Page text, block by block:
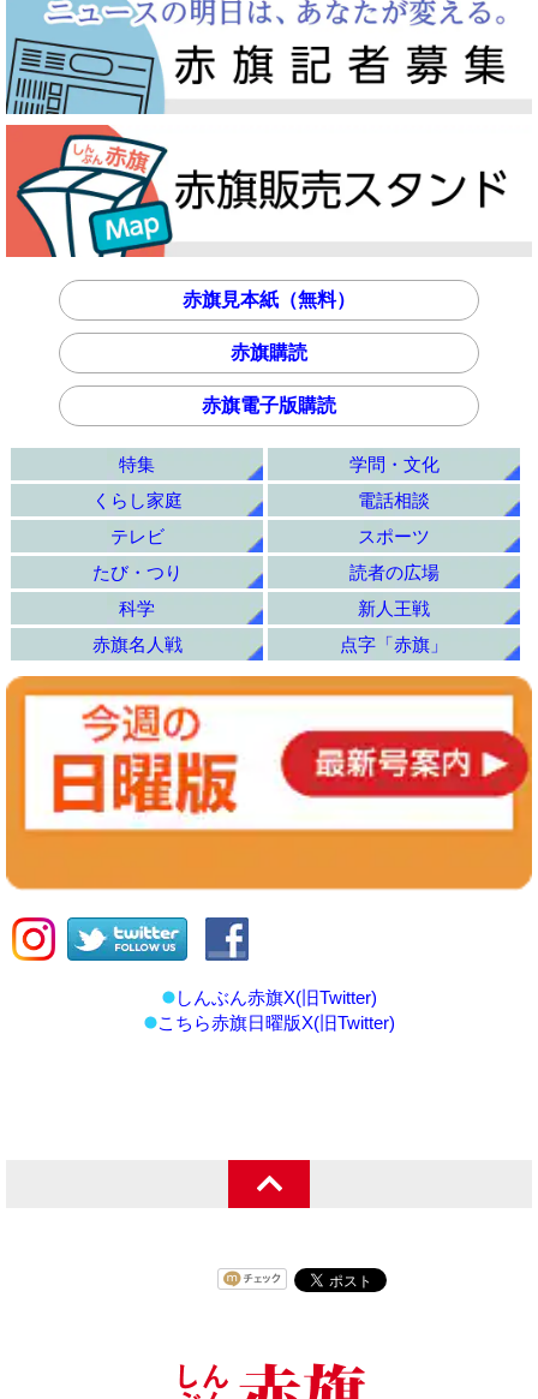
赤旗見本紙（無料）
赤旗購読
赤旗電子版購読
特集
学問・文化
くらし家庭
電話相談
テレビ
スポーツ
たび・つり
読者の広場
科学
新人王戦
赤旗名人戦
点字「赤旗」
しんぶん赤旗X(旧Twitter)
こちら赤旗日曜版X(旧Twitter)